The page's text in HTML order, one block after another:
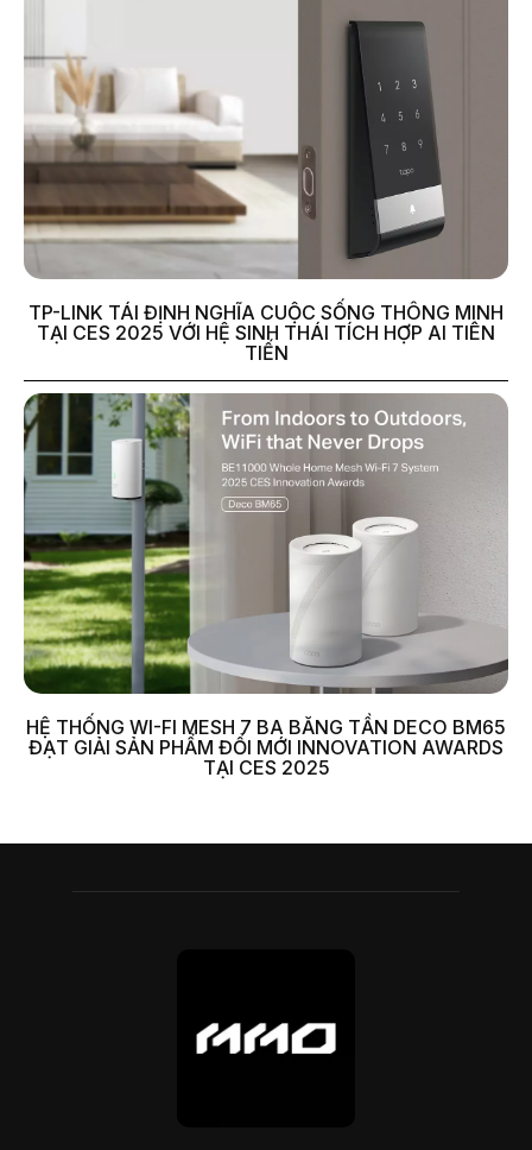
TP-LINK TÁI ĐỊNH NGHĨA CUỘC SỐNG THÔNG MINH
TẠI CES 2025 VỚI HỆ SINH THÁI TÍCH HỢP AI TIÊN
TIẾN
HỆ THỐNG WI-FI MESH 7 BA BĂNG TẦN DECO BM65
ĐẠT GIẢI SẢN PHẨM ĐỔI MỚI INNOVATION AWARDS
TẠI CES 2025